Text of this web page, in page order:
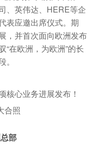
、英伟达、HERE等企
表应邀出席仪式。期
，并首次面向欧洲发布
“在欧洲，为欧洲”的长
合照
部